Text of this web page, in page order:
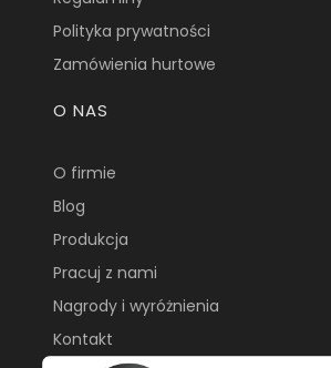
Polityka prywatności
Zamówienia hurtowe
O NAS
O firmie
Blog
Produkcja
Pracuj z nami
Nagrody i wyróżnienia
Kontakt